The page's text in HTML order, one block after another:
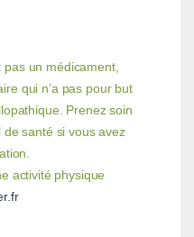
pas un médicament,
qui n’a pas pour but
Prenez soin
santé si vous avez
activité physique